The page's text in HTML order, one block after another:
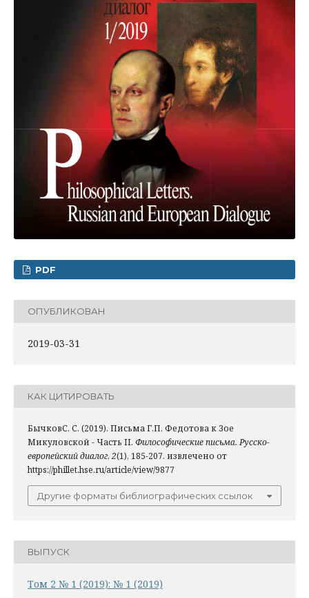
PDF
ОПУБЛИКОВАН
2019-03-31
КАК ЦИТИРОВАТЬ
БычковС. С. (2019). Письма Г.П. Федотова к Зое
Микуловской - Часть II. Философические письма. Русско-
европейский диалог, 2(1), 185-207. извлечено от
https://phillet.hse.ru/article/view/9877
Другие форматы библиографических ссылок
ВЫПУСК
Том 2 № 1 (2019): № 1 (2019)